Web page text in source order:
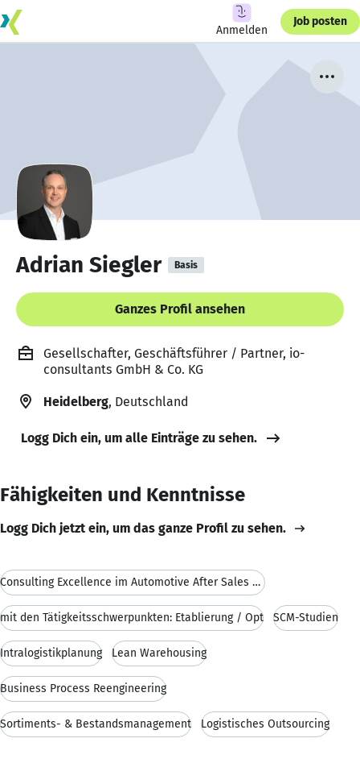
Anmelden
Job posten
Adrian Siegler Basis
Ganzes Profil ansehen
Gesellschafter, Geschäftsführer / Partner, io-
consultants GmbH & Co. KG
Heidelberg, Deutschland
Logg Dich ein, um alle Einträge zu sehen.
Fähigkeiten und Kenntnisse
Logg Dich jetzt ein, um das ganze Profil zu sehen.
Consulting Excellence im Automotive After Sales Be
mit den Tätigkeitsschwerpunkten: Etablierung / Opt SCM-Studien
Intralogistikplanung Lean Warehousing
Business Process Reengineering
Sortiments- & Bestandsmanagement Logistisches Outsourcing